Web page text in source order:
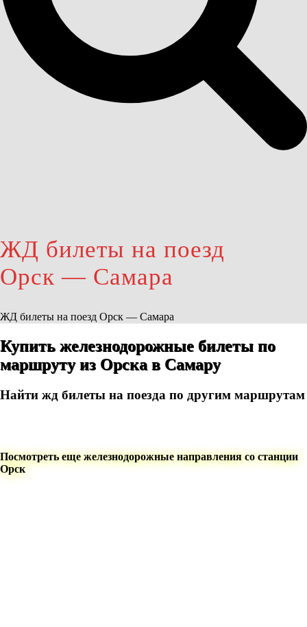
ЖД билеты на поезд
Орск — Самара
ЖД билеты на поезд Орск — Самара
Купить железнодорожные билеты по
маршруту из Орска в Самару
Найти жд билеты на поезда по другим маршрутам
Посмотреть еще железнодорожные направления со станции
Орск